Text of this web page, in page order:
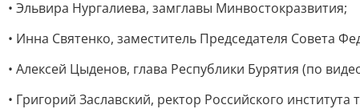
• Эльвира Нургалиева, замглавы Минвостокразвития;
• Инна Святенко, заместитель Председателя Совета
• Алексей Цыденов, глава Республики Бурятия (по
• Григорий Заславский, ректор Российского института